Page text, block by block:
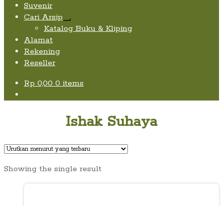
Suvenir
Cari Arsip
Expand
child
Katalog Buku & Kliping
Alamat
Rekening
Reseller
Rp 0,00 0 items
Ishak Suhaya
Showing the single result